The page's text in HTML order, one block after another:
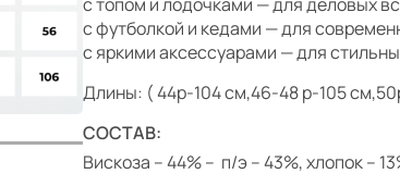
с футболкой и кедами — для
с яркими аксессуарами — для
Длины: ( 44р-104 см,46-48 р-105
СОСТАВ:
Вискоза – 44% – п/э – 43%, хлопок –